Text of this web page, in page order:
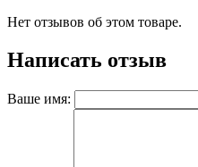
Нет отзывов об этом товаре.
Написать отзыв
Ваше имя: